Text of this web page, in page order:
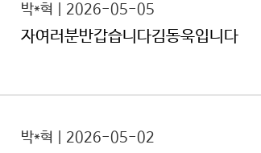
박*혁 | 2026-05-05
자여러분반갑습니다김동욱입니다
박*혁 | 2026-05-02